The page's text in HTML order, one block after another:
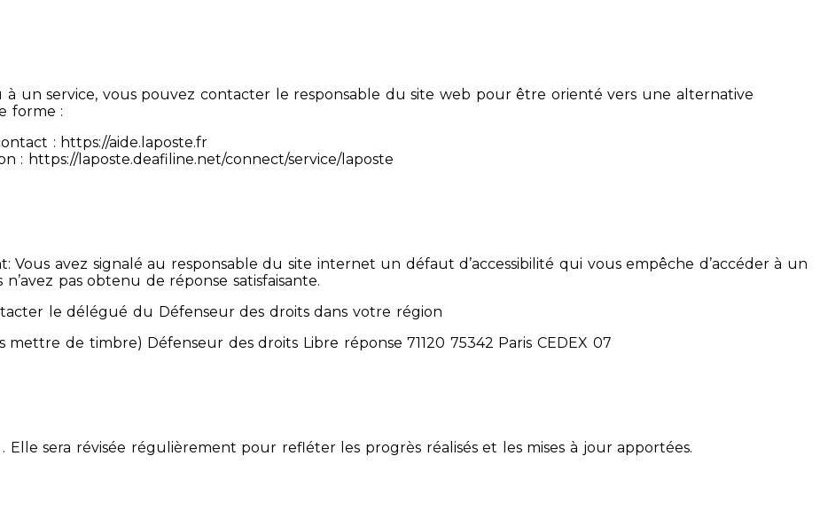
à un service, vous pouvez contacter le responsable du site web pour être orienté vers une alternative
forme :
: https://aide.laposte.fr
: https://laposte.deafiline.net/connect/service/laposte
Vous avez signalé au responsable du site internet un défaut d’accessibilité qui vous empêche d’accéder à un
pas obtenu de réponse satisfaisante.
le délégué du Défenseur des droits dans votre région
de timbre) Défenseur des droits Libre réponse 71120 75342 Paris CEDEX 07
sera révisée régulièrement pour refléter les progrès réalisés et les mises à jour apportées.